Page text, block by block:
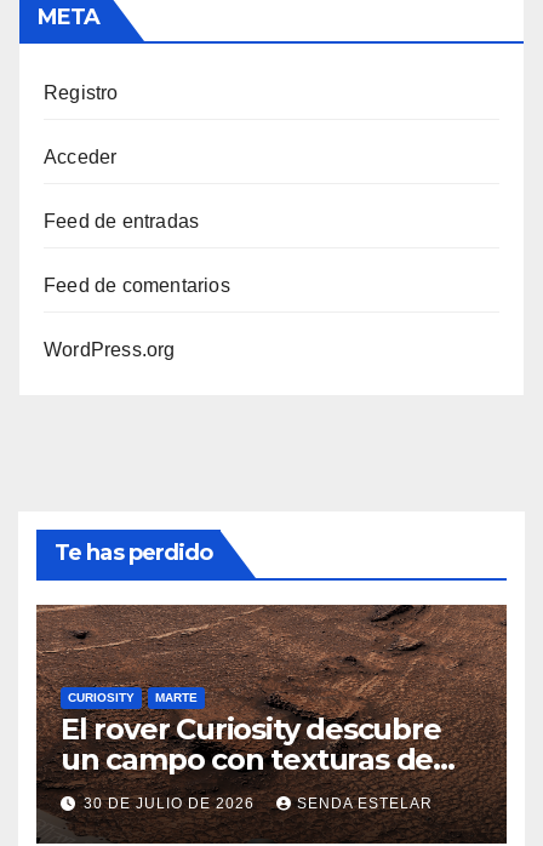
META
Registro
Acceder
Feed de entradas
Feed de comentarios
WordPress.org
Te has perdido
CURIOSITY MARTE
El rover Curiosity descubre
un campo con texturas de
panal
30 DE JULIO DE 2026 SENDA ESTELAR